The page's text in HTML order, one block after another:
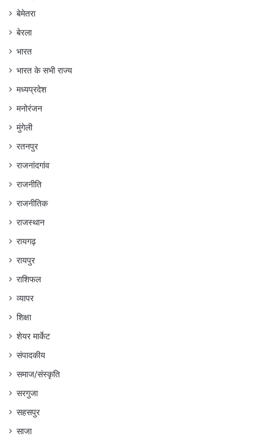
बेमेतरा
बेरला
भारत
भारत के सभी राज्य
मध्यप्रदेश
मनोरंजन
मुंगेली
रतनपुर
राजनांदगांव
राजनीति
राजनीतिक
राजस्थान
रायगढ़
रायपुर
राशिफल
व्यापर
शिक्षा
शेयर मार्केट
संपादकीय
समाज/संस्कृति
सरगुजा
सहसपुर
साजा